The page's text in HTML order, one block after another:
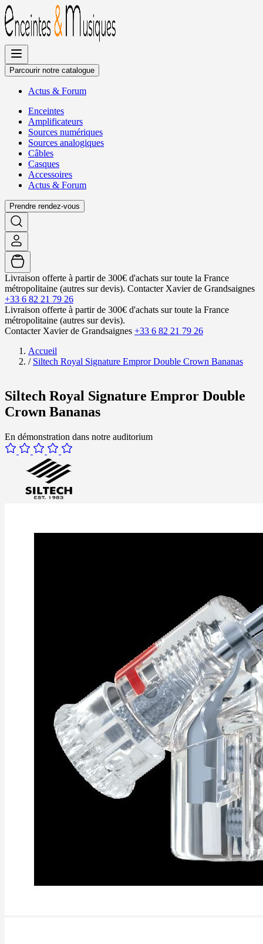
Allez
au
contenu
Parcourir notre catalogue
Actus & Forum
Enceintes
Amplificateurs
Sources numériques
Sources analogiques
Câbles
Casques
Accessoires
Actus & Forum
Prendre rendez-vous
Livraison offerte à partir de 300€ d'achats sur toute la France
métropolitaine (autres sur devis). Contacter Xavier de Grandsaignes
+33 6 82 21 79 26
Livraison offerte à partir de 300€ d'achats sur toute la France
métropolitaine (autres sur devis).
Contacter Xavier de Grandsaignes +33 6 82 21 79 26
Accueil
/ Siltech Royal Signature Empror Double Crown Bananas
Siltech Royal Signature Empror Double
Crown Bananas
En démonstration dans notre auditorium